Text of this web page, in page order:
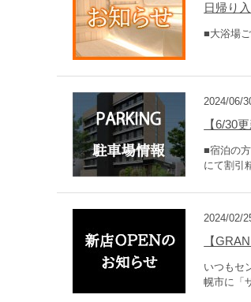
日帰り
■大浴場
2024/06/
【6/30
■宿泊の
にて割引
2024/02/
【
いつもセ
幌市に「